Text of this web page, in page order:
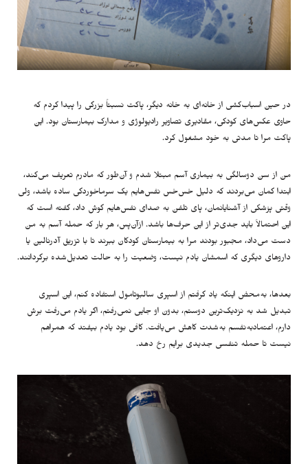
در حین اسباب‌کشی از خانه‌ای به خانه دیگر، پاکت نسبتاً بزرگی را پیدا کردم که
حاوی عکس‌های کودکی‌، مقادیری تصاویر رادیولوژی و مدارک بیمارستان بود. این
پاکت مرا تا مدتی به خود مشغول کرد.
من از سن دوسالگی به بیماری آسم مبتلا شدم و آن‌طور که مادرم تعریف می‌کند،
ابتدا گمان می‌بردند که دلیل خس‌خس نفس‌هایم یک سرماخوردگی ساده باشد، ولی
وقتی پزشکی از آشنایانمان، پای تلفن به صدای نفس‌هایم گوش داد، گفته است که
این احتمالاً باید جدی‌تر از این حرف‌ها باشد. ازآن‌پس، هر بار که حمله‌ آسم به من
دست می‌داد، مجبور بودند مرا به بیمارستان کودکان ببرند تا با تزریق آدرنالین یا
داروهای دیگری که اسمشان یادم نیست، وضعیت را به حالت تعدیل‌شده‌ برگردانند.
بعدها، به‌محض اینکه یاد گرفتم از اسپری سالبوتامول استفاده کنم، این اسپری
تبدیل شد به نزدیک‌ترین دوستم، بدون او جایی نمی‌رفتم، اگر یادم می‌رفت برش
دارم، اعتمادبه‌نفسم به‌شدت کاهش می‌یافت. کافی بود یادم بیفتد که همراهم
نیست تا حمله تنفسی جدیدی برایم رخ دهد.